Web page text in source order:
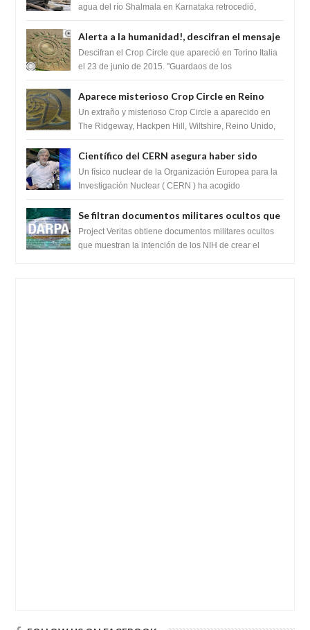
Lingas
agua del río Shalmala en Karnataka retrocedió,
Alerta a la humanidad!, descifran el mensaje
del Crop Circle de Torino ,Italia
Descifran el Crop Circle que apareció en Torino Italia
el 23 de junio de 2015. "Guardaos de los
Aparece misterioso Crop Circle en Reino
Unido 23 de junio 2016
Un extraño y misterioso Crop Circle a aparecido en
The Ridgeway, Hackpen Hill, Wiltshire, Reino Unido,
Científico del CERN asegura haber sido
ayudado por seres de luz durante una
prueba del Colisionador de Hadrones
Un físico nuclear de la Organización Europea para la
Investigación Nuclear ( CERN ) ha acogido
Se filtran documentos militares ocultos que
muestran la intención de los NIH de crear el
SARS-CoV-2, utilizando la investigación de
Project Veritas obtiene documentos militares ocultos
que muestran la intención de los NIH de crear el